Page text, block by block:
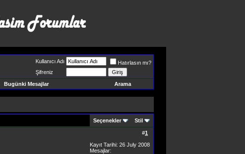
Kullanıcı Adı
Hatırlasın mı?
Şifreniz
Bugünki Mesajlar Arama
Seçenekler Stil
#1
Kayıt Tarihi: 26 July 2008
Mesajlar: